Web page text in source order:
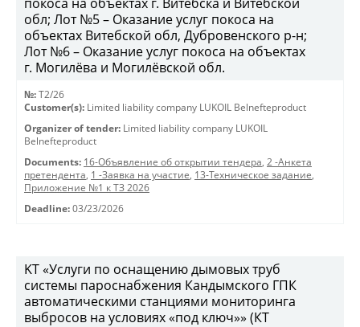
обл; Лот №5 – Оказание услуг покоса на
объектах Витебской обл, Дубровенского р-н;
Лот №6 – Оказание услуг покоса на объектах
г. Могилёва и Могилёвской обл.
№: T2/26
Customer(s): Limited liability company LUKOIL Belnefteproduct
Organizer of tender: Limited liability company LUKOIL
Belnefteproduct
Documents: 16-Объявление об открытии тендера, 2 -Анкета
претендента, 1 -Заявка на участие, 13-Техническое задание,
Приложение №1 к ТЗ 2026
Deadline: 03/23/2026
KT «Услуги по оснащению дымовых труб
системы пароснабжения Кандымского ГПК
автоматическими станциями мониторинга
выбросов на условиях «под ключ»» (КТ